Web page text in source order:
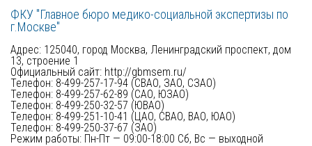
ФКУ "Главное бюро медико-социальной экспертизы по
г.Москве"
Адрес: 125040, город Москва, Ленинградский проспект, дом
13, строение 1
Официальный сайт: http://gbmsem.ru/
Телефон: 8-499-257-17-94 (СВАО, ЗАО, СЗАО)
Телефон: 8-499-257-62-89 (САО, ЮЗАО)
Телефон: 8-499-250-32-57 (ЮВАО)
Телефон: 8-499-251-10-41 (ЦАО, СВАО, ВАО, ЮАО)
Телефон: 8-499-250-37-67 (ЗАО)
Режим работы: Пн-Пт — 09:00-18:00 Сб, Вс — выходной